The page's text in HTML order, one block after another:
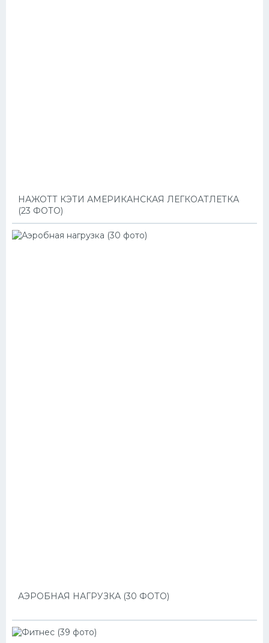
НАЖОТТ КЭТИ АМЕРИКАНСКАЯ ЛЕГКОАТЛЕТКА
(23 ФОТО)
АЭРОБНАЯ НАГРУЗКА (30 ФОТО)